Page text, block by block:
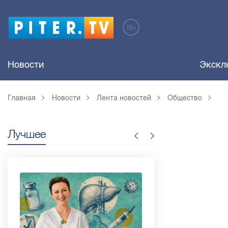
Новости
Главная Новости Лента новостей Общество
Лучшее